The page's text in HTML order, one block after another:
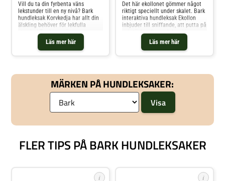
Läs mer här
Vill du ta din fyrbenta väns
lekstunder till en ny nivå? Bark
hundleksak Korvkedja har allt din
älskling behöver för lekfulla
stunder! Tre korvar är
sammanbundna med ett
superelastiskt bungee-rep, och
klarar av vilda dragkamper, att
Läs mer här
Det här ekollonet gömmer något
riktigt speciellt under skalet. Bark
interaktiva hundleksak Ekollon
inbjuder till sniffande, att putta på
och tänka efter och kombinerar
lekfulla rörelser med tilltalande
jordnötsarom. Tack vare de livliga,
hoppande rörelserna förblir varje
MÄRKEN PÅ HUNDLEKSAKER:
FLER TIPS PÅ BARK HUNDLEKSAKER
i i